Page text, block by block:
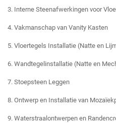
3. Interne Steenafwerkingen voor
4. Vakmanschap van Vanity Kasten
5. Vloertegels Installatie (Natte en
6. Wandtegelinstallatie (Natte en
7. Stoepsteen Leggen
8. Ontwerp en Installatie van
9. Waterstraalontwerpen en